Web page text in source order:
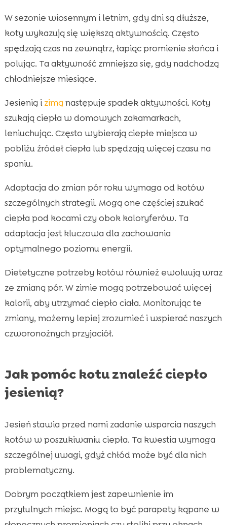
W sezonie wiosennym i letnim, gdy dni są dłuższe,
koty wykazują się większą aktywnością. Często
spędzają czas na zewnątrz, łapiąc promienie słońca i
polując. Ta aktywność zmniejsza się, gdy nadchodzą
chłodniejsze miesiące.
Jesienią i zimą następuje spadek aktywności. Koty
szukają ciepła w domowych zakamarkach,
leniuchując. Często wybierają ciepłe miejsca w
pobliżu źródeł ciepła lub spędzają więcej czasu na
spaniu.
Adaptacja do zmian pór roku wymaga od kotów
szczególnych strategii. Mogą one częściej szukać
ciepła pod kocami czy obok kaloryferów. Ta
adaptacja jest kluczowa dla zachowania
optymalnego poziomu energii.
Dietetyczne potrzeby kotów również ewoluują wraz
ze zmianą pór. W zimie mogą potrzebować więcej
kalorii, aby utrzymać ciepło ciała. Monitorując te
zmiany, możemy lepiej zrozumieć i wspierać naszych
czworonożnych przyjaciół.
Jak pomóc kotu znaleźć ciepło
jesienią?
Jesień stawia przed nami zadanie wsparcia naszych
kotów w poszukiwaniu ciepła. Ta kwestia wymaga
szczególnej uwagi, gdyż chłód może być dla nich
problematyczny.
Dobrym początkiem jest zapewnienie im
przytulnych miejsc. Mogą to być parapety kąpane w